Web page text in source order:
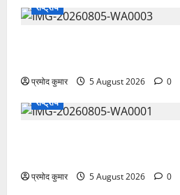
राष्ट्रीय
प्रमोद कुमार 5 August 2026
0
राष्ट्रीय
प्रमोद कुमार 5 August 2026 0